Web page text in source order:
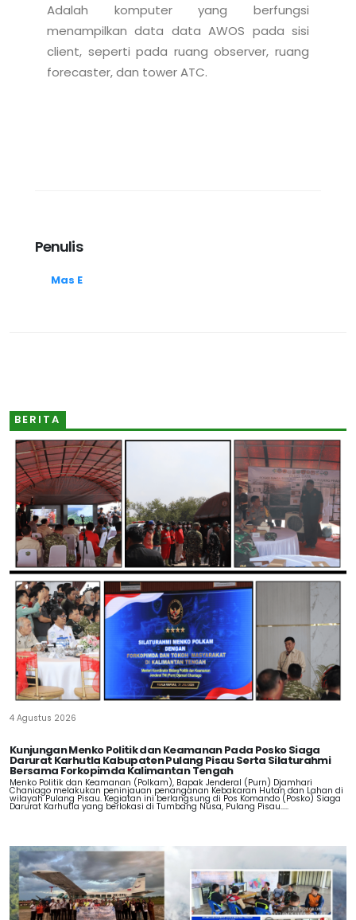
Adalah komputer yang berfungsi
menampilkan data data AWOS pada sisi
client, seperti pada ruang observer, ruang
Penulis
Mas E
BERITA
4 Agustus 2026
Kunjungan Menko Politik dan Keamanan Pada Posko Siaga
Darurat Karhutla Kabupaten Pulang Pisau Serta Silaturahmi
Bersama Forkopimda Kalimantan Tengah
Menko Politik dan Keamanan (Polkam), Bapak Jenderal (Purn) Djamhari
Chaniago melakukan peninjauan penanganan Kebakaran Hutan dan Lahan di
wilayah Pulang Pisau. Kegiatan ini berlangsung di Pos Komando (Posko) Siaga
Darurat Karhutla yang berlokasi di Tumbang Nusa, Pulang Pisau.....